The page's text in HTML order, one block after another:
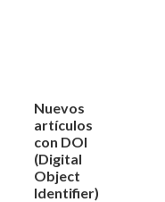
Nuevos
artículos
con DOI
(Digital
Object
Identifier)